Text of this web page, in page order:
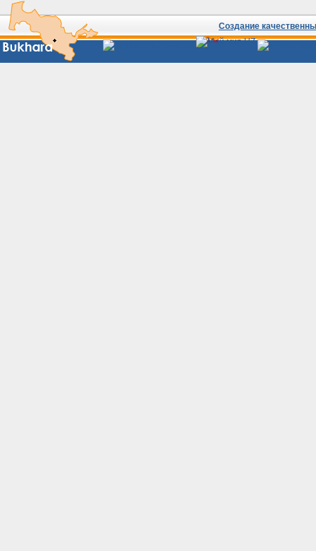
Создание
Сайты
Узбекистана